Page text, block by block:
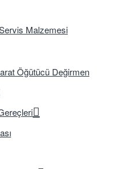
Malzemesi
Öğütücü Değirmen